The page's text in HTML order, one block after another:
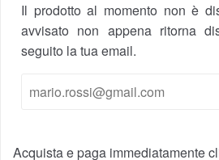
Il prodotto al momento non è
avvisato non appena ritorna
seguito la tua email.
Acquista e paga immediatamente